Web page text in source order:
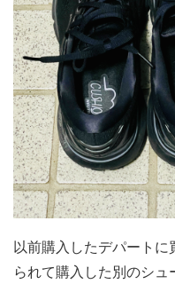
以前購入したデパートに
られて購入した別のシュ